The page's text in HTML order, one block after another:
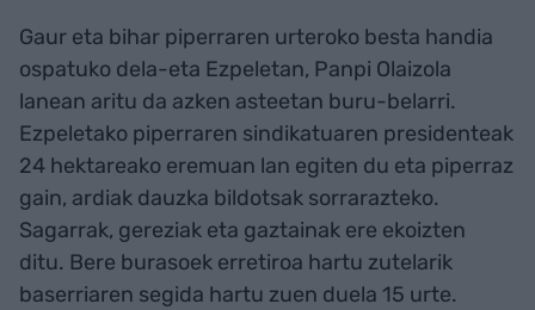
Gaur eta bihar piperraren urteroko besta handia
ospatuko dela-eta Ezpeletan, Panpi Olaizola
lanean aritu da azken asteetan buru-belarri.
Ezpeletako piperraren sindikatuaren presidenteak
24 hektareako eremuan lan egiten du eta piperraz
gain, ardiak dauzka bildotsak sorrarazteko.
Sagarrak, gereziak eta gaztainak ere ekoizten
ditu. Bere burasoek erretiroa hartu zutelarik
baserriaren segida hartu zuen duela 15 urte.